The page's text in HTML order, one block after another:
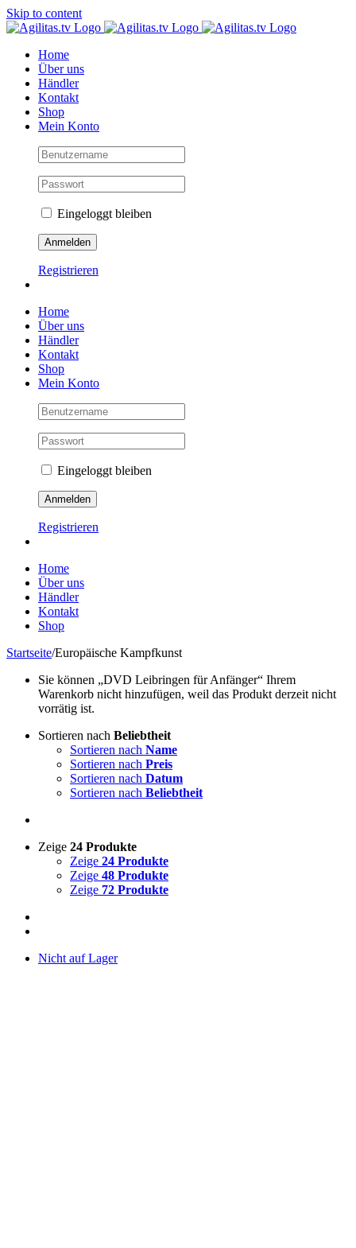
Skip to content
Home
Über uns
Händler
Kontakt
Shop
Mein Konto
Eingeloggt bleiben
Registrieren
Home
Über uns
Händler
Kontakt
Shop
Mein Konto
Eingeloggt bleiben
Registrieren
Home
Über uns
Händler
Kontakt
Shop
Startseite/Europäische Kampfkunst
Sie können „DVD Leibringen für Anfänger“ Ihrem
Warenkorb nicht hinzufügen, weil das Produkt derzeit nicht
vorrätig ist.
Sortieren nach Beliebtheit
Sortieren nach Name
Sortieren nach Preis
Sortieren nach Datum
Sortieren nach Beliebtheit
Zeige 24 Produkte
Zeige 24 Produkte
Zeige 48 Produkte
Zeige 72 Produkte
Nicht auf Lager